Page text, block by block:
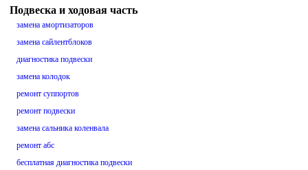
Подвеска и ходовая часть
замена амортизаторов
замена сайлентблоков
диагностика подвески
замена колодок
ремонт суппортов
ремонт подвески
замена сальника коленвала
ремонт абс
бесплатная диагностика подвески